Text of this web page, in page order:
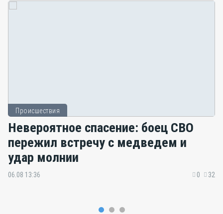
Происшествия
Невероятное спасение: боец СВО
пережил встречу с медведем и
удар молнии
06.08 13:36 0 32